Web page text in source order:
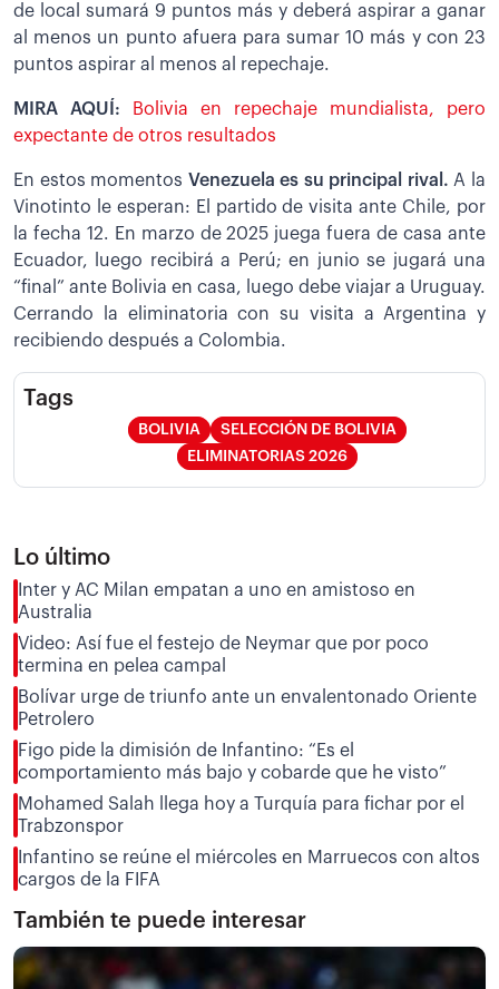
de local sumará 9 puntos más y deberá aspirar a ganar
al menos un punto afuera para sumar 10 más y con 23
puntos aspirar al menos al repechaje.
MIRA AQUÍ:
Bolivia en repechaje mundialista, pero
expectante de otros resultados
En estos momentos Venezuela es su principal rival. A la
Vinotinto le esperan: El partido de visita ante Chile, por
la fecha 12. En marzo de 2025 juega fuera de casa ante
Ecuador, luego recibirá a Perú; en junio se jugará una
“final” ante Bolivia en casa, luego debe viajar a Uruguay.
Cerrando la eliminatoria con su visita a Argentina y
recibiendo después a Colombia.
Tags
BOLIVIA
SELECCIÓN DE BOLIVIA
ELIMINATORIAS 2026
Lo último
Inter y AC Milan empatan a uno en amistoso en
Australia
Video: Así fue el festejo de Neymar que por poco
termina en pelea campal
Bolívar urge de triunfo ante un envalentonado Oriente
Petrolero
Figo pide la dimisión de Infantino: “Es el
comportamiento más bajo y cobarde que he visto”
Mohamed Salah llega hoy a Turquía para fichar por el
Trabzonspor
Infantino se reúne el miércoles en Marruecos con altos
cargos de la FIFA
También te puede interesar